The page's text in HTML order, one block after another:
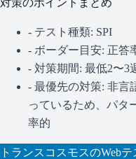
対策のポイントまとめ
- テスト種類: SPI
- ボーダー目安: 正答
- 対策期間: 最低2〜3
- 最優先の対策: 非言
っているため、パタ
率的
トランスコスモスのWeb